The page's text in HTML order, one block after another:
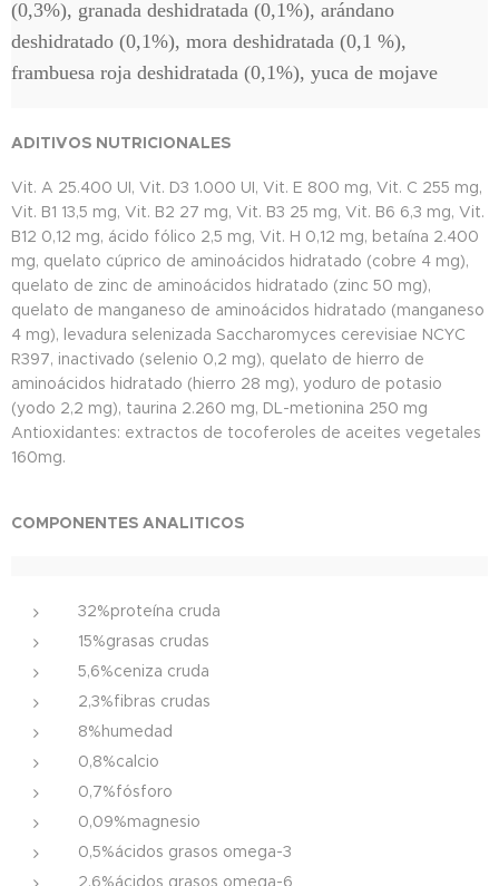
(0,3%), granada deshidratada (0,1%), arándano
deshidratado (0,1%), mora deshidratada (0,1 %),
frambuesa roja deshidratada (0,1%), yuca de mojave
ADITIVOS NUTRICIONALES
Vit. A 25.400 UI, Vit. D3 1.000 UI, Vit. E 800 mg, Vit. C 255 mg,
Vit. B1 13,5 mg, Vit. B2 27 mg, Vit. B3 25 mg, Vit. B6 6,3 mg, Vit.
B12 0,12 mg, ácido fólico 2,5 mg, Vit. H 0,12 mg, betaína 2.400
mg, quelato cúprico de aminoácidos hidratado (cobre 4 mg),
quelato de zinc de aminoácidos hidratado (zinc 50 mg),
quelato de manganeso de aminoácidos hidratado (manganeso
4 mg), levadura selenizada Saccharomyces cerevisiae NCYC
R397, inactivado (selenio 0,2 mg), quelato de hierro de
aminoácidos hidratado (hierro 28 mg), yoduro de potasio
(yodo 2,2 mg), taurina 2.260 mg, DL-metionina 250 mg
Antioxidantes: extractos de tocoferoles de aceites vegetales
160mg.
COMPONENTES ANALITICOS
32%proteína cruda
15%grasas crudas
5,6%ceniza cruda
2,3%fibras crudas
8%humedad
0,8%calcio
0,7%fósforo
0,09%magnesio
0,5%ácidos grasos omega-3
2,6%ácidos grasos omega-6